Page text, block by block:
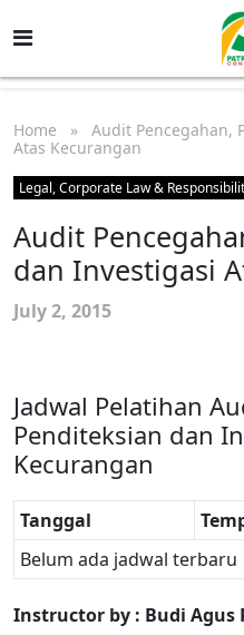
Home » Audit Pencegahan,
Atas Kecurangan
Legal, Corporate Law &
Audit
dan Investigasi
July 2, 2015
Jadwal Pelatihan
Penditeksian dan
Kecurangan
Tanggal
Belum ada jadwal terbaru
Instructor by : Budi Agus